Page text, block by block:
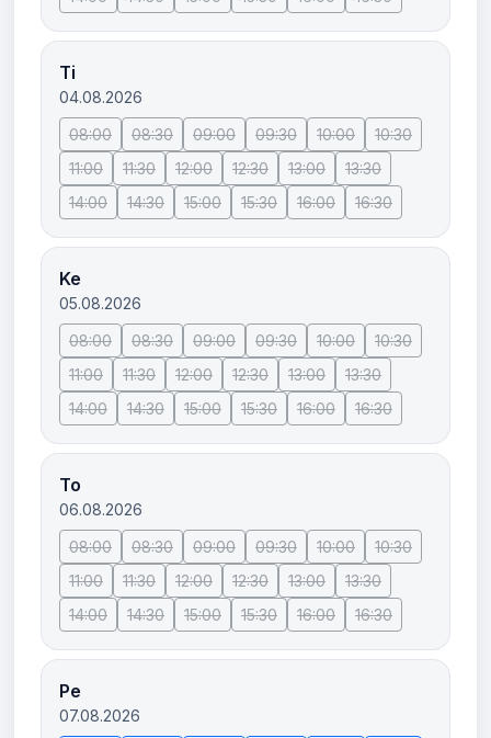
Ti
04.08.2026
08:00
08:30 09:00 09:30 10:00
10:30
11:00
11:30 12:00 12:30 13:00
13:30
14:00
14:30 15:00 15:30 16:00 16:30
Ke
05.08.2026
08:00
08:30 09:00 09:30 10:00
10:30
11:00
11:30 12:00 12:30 13:00
13:30
14:00
14:30 15:00 15:30 16:00 16:30
To
06.08.2026
08:00
08:30 09:00 09:30 10:00
10:30
11:00
11:30 12:00 12:30 13:00
13:30
14:00
14:30 15:00 15:30 16:00 16:30
Pe
07.08.2026